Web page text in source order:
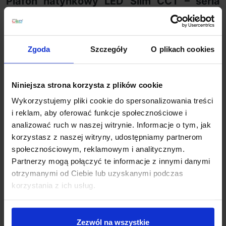
Zgoda Szczegóły O plikach cookies
Niniejsza strona korzysta z plików cookie
Wykorzystujemy pliki cookie do spersonalizowania treści
i reklam, aby oferować funkcje społecznościowe i
analizować ruch w naszej witrynie. Informacje o tym, jak
korzystasz z naszej witryny, udostępniamy partnerom
społecznościowym, reklamowym i analitycznym.
Partnerzy mogą połączyć te informacje z innymi danymi
otrzymanymi od Ciebie lub uzyskanymi podczas
korzystania z ich usług.
Zezwól na wszystkie
okrągłych plafonów 30/40/60/80 cm
(biały / czarny)
nowoczesne rozwiązanie oświetleniowe stworzone z
myślą o wnętrzach, w których liczy się
energooszczędność.Lampy dostępne są w czterech
średnicach:30 cm, 40 cm, 60 cm oraz 80 cm, a także
w dwóch ponadczasowych kolorach: białym i czarnym,
dzięki czemu łatwo dopasować je do aranżacji
mieszkalnych, biurowych i komercyjnych.
Największym atutem serii jestultracienka konstrukcja
o grubości zaledwie 24 mm, która sprawia, że plafon
prezentuje się lekko i nowocześnie, niemal wtapiając
urządzonych w stylu nowoczesnym, minimalistycznym,
skandynawskim czy loftowym.